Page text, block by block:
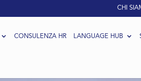
CHI
CONSULENZA HR LANGUAGE HUB